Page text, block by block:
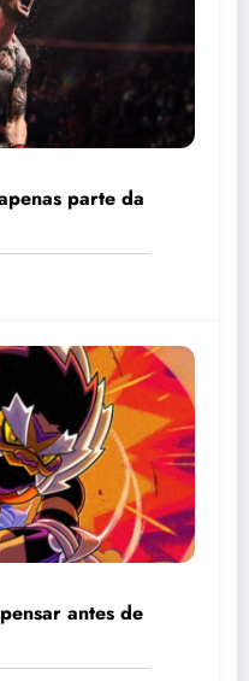
parte da
antes de